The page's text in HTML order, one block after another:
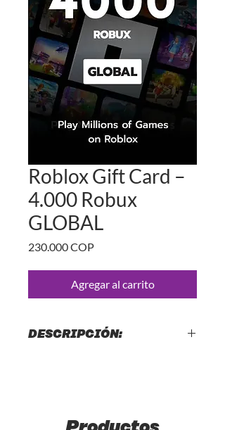
Roblox Gift Card –
4.000 Robux
GLOBAL
230.000 COPPrecio
Agregar al carrito
DESCRIPCIÓN: